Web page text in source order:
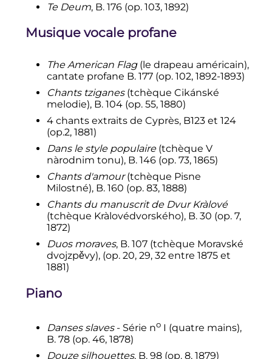
Te Deum, B. 176 (op. 103, 1892)
Musique vocale profane
The American Flag(le drapeau américain),
cantate profane B. 177 (op. 102, 1892-1893)
Chants tziganes(tchèque Cikánské
melodie), B. 104 (op. 55, 1880)
4 chants extraits de Cyprès, B123 et 124
(op.2, 1881)
Dans le style populaire (tchèque V
nàrodnim tonu), B. 146 (op. 73, 1865)
Chants d'amour(tchèque Pisne
Milostné), B. 160 (op. 83, 1888)
Chants du manuscrit de Dvur Kràlové
(tchèque Kràlovédvorského), B. 30 (op. 7,
1872)
Duos moraves, B. 107 (tchèque Moravské
dvojzpěvy), (op. 20, 29, 32 entre 1875 et
1881)
Piano
Danses slaves- Série no I (quatre mains),
B. 78 (op. 46, 1878)
Douze silhouettes, B. 98 (op. 8, 1879)